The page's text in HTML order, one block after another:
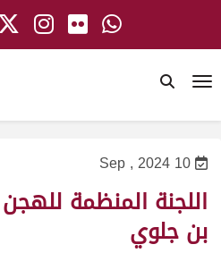
10 Sep , 2024
اللجنة المنظمة
بن جلوي